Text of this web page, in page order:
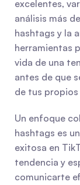
excelentes,
análisis más
hashtags y la
herramientas
vida de una
antes de que
de tus
Un enfoque
hashtags es
exitosa en
tendencia y
comunicarte